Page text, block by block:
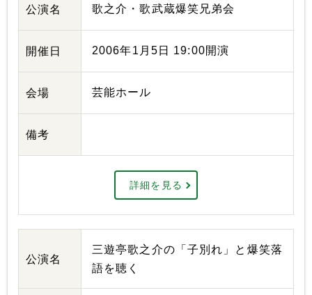
公演名 歌之介・歌武蔵爆笑兄弟会
開催日 2006年1月5日 19:00開演
会場 芸能ホール
備考
詳細を見る
公演名
三遊亭歌之介の「子別れ」と爆笑落
語を聴く